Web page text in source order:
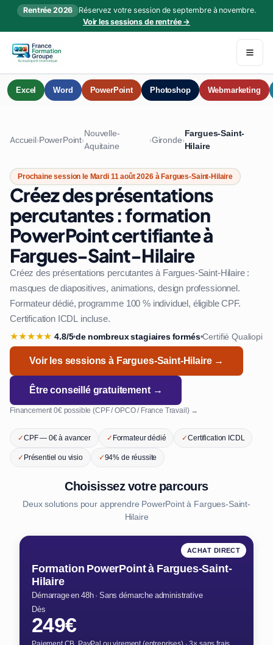
Rentrée 2026
Réservez votre session de septembre à novembre.
Voir les sessions de rentrée →
Excel Word PowerPoint Photoshop Webmarketing
Accueil›PowerPoint›
Nouvelle-
Aquitaine
›Gironde›
Fargues-Saint-
Hilaire
Prochaine session le Mardi 11 août 2026 à Fargues-Saint-Hilaire
Créez des présentations
percutantes : formation
PowerPoint certifiante à
Fargues-Saint-Hilaire
Créez des présentations percutantes à Fargues-Saint-Hilaire :
masques de diapositives, animations, design professionnel.
Formateur dédié, programme 100 % individuel, éligible CPF.
Certification ICDL incluse.
★★★★★ 4.8/5•de nombreux stagiaires formés•Certifié Qualiopi
Voir les sessions à Fargues-Saint-Hilaire →
Être conseillé gratuitement →
Financement 0€ possible (CPF / OPCO / France Travail) →
✓CPF — 0€ à avancer ✓Formateur dédié ✓Certification ICDL
✓Présentiel ou visio ✓94% de réussite
Choisissez votre parcours
Deux solutions pour apprendre PowerPoint à Fargues-Saint-
Hilaire
ACHAT DIRECT
Formation PowerPoint à Fargues-Saint-
Hilaire
Démarrage en 48h · Sans démarche administrative
Dès
249€